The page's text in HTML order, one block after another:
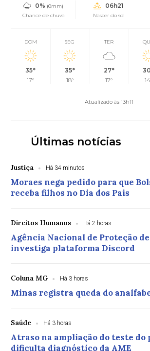
0% (0mm)
Chance de chuva
06h21
Nascer do sol
DOM
35°
17°
SEG
35°
18°
TER
27°
17°
Atualizado às 13h11
Últimas notícias
Justiça Há 34 minutos
Moraes nega pedido para que
receba filhos no Dia dos Pais
Direitos Humanos Há 2 horas
Agência Nacional de Proteção
investiga plataforma Discord
Coluna MG Há 3 horas
Minas registra queda do
Saúde Há 3 horas
Atraso na ampliação do teste do
dificulta diagnóstico da AME